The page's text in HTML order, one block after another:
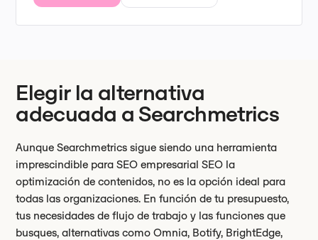
Elegir la alternativa
adecuada a Searchmetrics
Aunque Searchmetrics sigue siendo una herramienta
imprescindible para SEO empresarial SEO la
optimización de contenidos, no es la opción ideal para
todas las organizaciones. En función de tu presupuesto,
tus necesidades de flujo de trabajo y las funciones que
busques, alternativas como Omnia, Botify, BrightEdge,